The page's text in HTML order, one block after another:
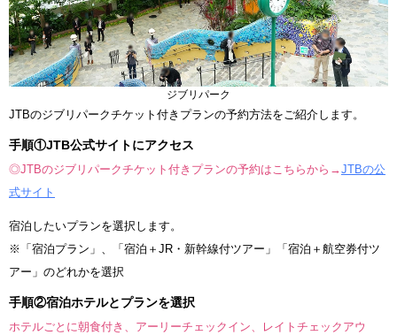
ジブリパーク
JTBのジブリパークチケット付きプランの予約方法をご紹介します。
手順①JTB公式サイトにアクセス
◎JTBのジブリパークチケット付きプランの予約はこちらから→JTBの公
式サイト
宿泊したいプランを選択します。
※「宿泊プラン」、「宿泊＋JR・新幹線付ツアー」「宿泊＋航空券付ツ
アー」のどれかを選択
手順②宿泊ホテルとプランを選択
ホテルごとに朝食付き、アーリーチェックイン、レイトチェックアウ